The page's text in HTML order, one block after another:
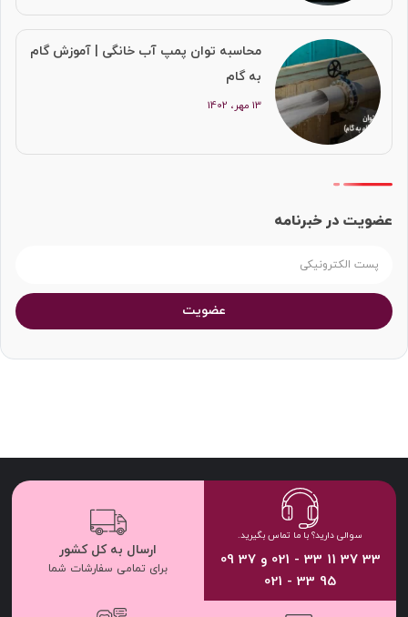
محاسبه توان پمپ آب خانگی | آموزش گام
به گام
13 مهر، 1402
عضویت در خبرنامه
عضویت
سوالی دارید؟ با ما تماس بگیرید.
33 37 11 33 - 021 و 37 09
95 33 - 021
ارسال به کل کشور
برای تمامی سفارشات شما